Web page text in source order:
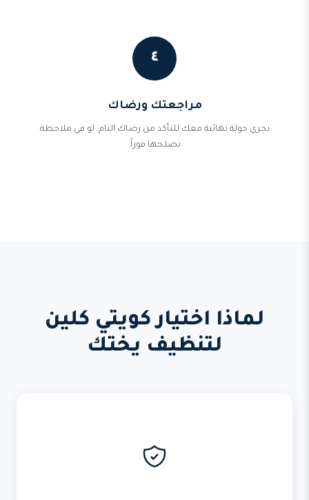
٤
مراجعتك ورضاك
نجري جولة نهائية معك للتأكد من رضاك التام. لو في ملاحظة
نصلحها فوراً.
لماذا اختيار كويتي كلين
لتنظيف يختك